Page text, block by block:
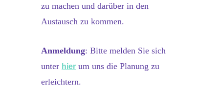
zu machen und darüber in den
Austausch zu kommen.
Anmeldung: Bitte melden Sie sich
unter hier um uns die Planung zu
erleichtern.